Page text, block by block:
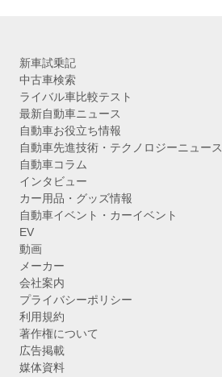
新車試乗記
中古車検索
ライバル車比較テスト
最新自動車ニュース
自動車お役立ち情報
自動車先進技術・テクノロジーニュース
自動車コラム
インタビュー
カー用品・グッズ情報
自動車イベント・カーイベント
EV
動画
メーカー
会社案内
プライバシーポリシー
利用規約
著作権について
広告掲載
媒体資料